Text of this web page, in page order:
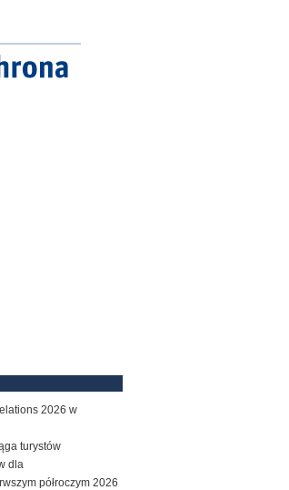
2026 w
turystów
dla
półroczym 2026